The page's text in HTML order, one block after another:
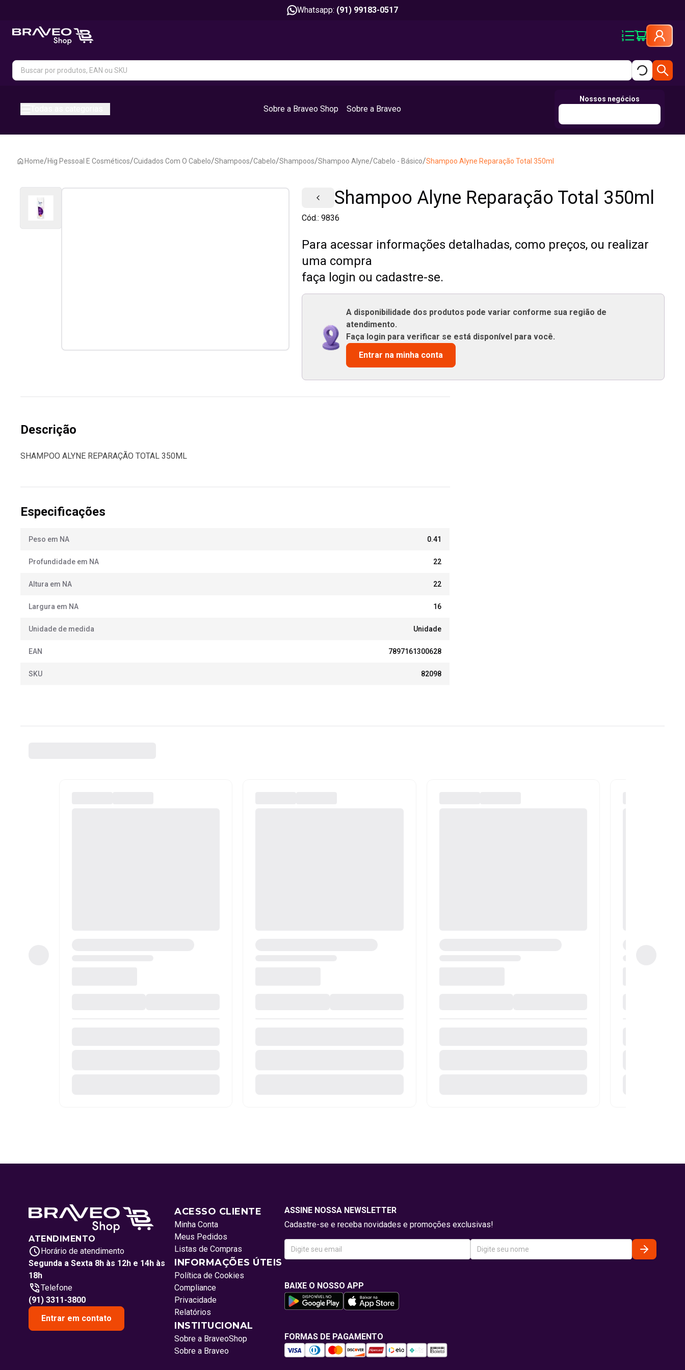
Whatsapp: (91) 99183-0517
Sobre a Braveo Shop Sobre a Braveo
Nossos negócios
Home/Hig Pessoal E Cosméticos/Cuidados Com O Cabelo/Shampoos/Cabelo/Shampoos/Shampoo Alyne/Cabelo - Básico/Shampoo Alyne Reparação Total 350ml
Shampoo Alyne Reparação Total 350ml
Cód.: 9836
Para acessar informações detalhadas, como preços, ou realizar
uma compra
faça login ou cadastre-se.
A disponibilidade dos produtos pode variar conforme sua região de
atendimento.
Faça login para verificar se está disponível para você.
Entrar na minha conta
Descrição
SHAMPOO ALYNE REPARAÇÃO TOTAL 350ML
Especificações
Peso em NA 0.41
Profundidade em NA 22
Altura em NA 22
Largura em NA 16
Unidade de medida Unidade
EAN 7897161300628
SKU 82098
ATENDIMENTO
Horário de atendimento
Segunda a Sexta 8h às 12h e 14h às
18h
Telefone
(91) 3311-3800
Entrar em contato
ACESSO CLIENTE
Minha Conta
Meus Pedidos
Listas de Compras
INFORMAÇÕES ÚTEIS
Política de Cookies
Compliance
Privacidade
Relatórios
INSTITUCIONAL
Sobre a BraveoShop
Sobre a Braveo
ASSINE NOSSA NEWSLETTER
Cadastre-se e receba novidades e promoções exclusivas!
BAIXE O NOSSO APP
FORMAS DE PAGAMENTO